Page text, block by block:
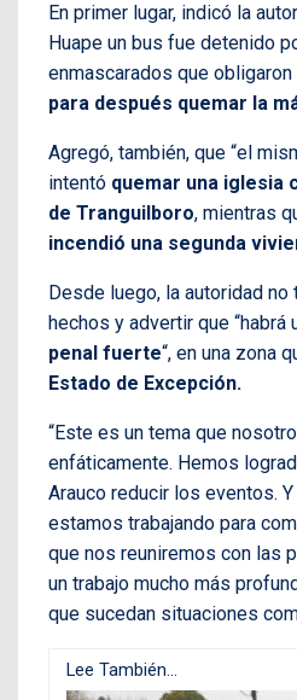
En primer lugar, indicó la
Huape un bus fue detenido
enmascarados que obligaron
para después quemar la
Agregó, también, que “el
intentó quemar una iglesia
de Tranguilboro, mientras
incendió una segunda
Desde luego, la autoridad
hechos y advertir que “habrá
penal fuerte“, en una zona
Estado de Excepción.
“Este es un tema que
enfáticamente. Hemos
Arauco reducir los eventos.
estamos trabajando para
que nos reuniremos con las
un trabajo mucho más
que sucedan situaciones
Lee También...